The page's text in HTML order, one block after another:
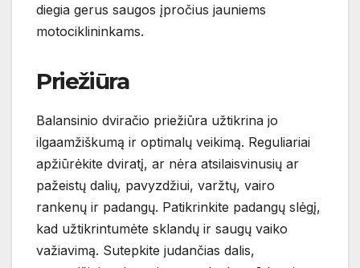
diegia gerus saugos įpročius jauniems
motociklininkams.
Priežiūra
Balansinio dviračio priežiūra užtikrina jo
ilgaamžiškumą ir optimalų veikimą. Reguliariai
apžiūrėkite dviratį, ar nėra atsilaisvinusių ar
pažeistų dalių, pavyzdžiui, varžtų, vairo
rankenų ir padangų. Patikrinkite padangų slėgį,
kad užtikrintumėte sklandų ir saugų vaiko
važiavimą. Sutepkite judančias dalis,